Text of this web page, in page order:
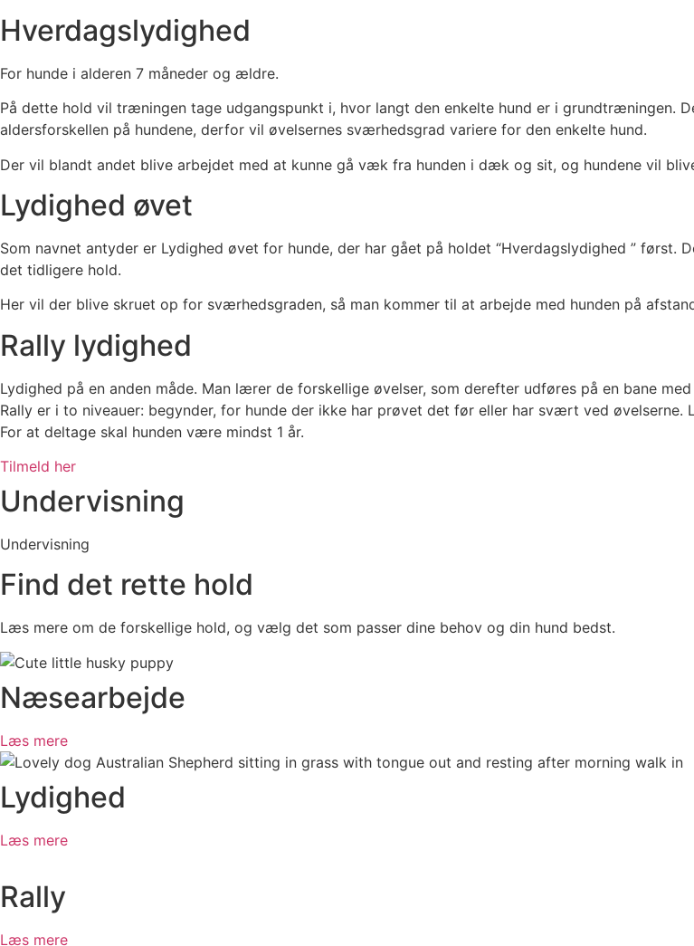
Hverdagslydighed
For hunde i alderen 7 måneder og ældre.
På dette hold vil træningen tage udgangspunkt i, hvor langt den enkelte hund er i grundtræningen.
aldersforskellen på hundene, derfor vil øvelsernes sværhedsgrad variere for den enkelte hund.
Der vil blandt andet blive arbejdet med at kunne gå væk fra hunden i dæk og sit, og hundene vil
Lydighed øvet
Som navnet antyder er Lydighed øvet for hunde, der har gået på holdet “Hverdagslydighed ”
det tidligere hold.
Her vil der blive skruet op for sværhedsgraden, så man kommer til at arbejde med hunden på
Rally lydighed
Lydighed på en anden måde. Man lærer de forskellige øvelser, som derefter udføres på en bane
Rally er i to niveauer: begynder, for hunde der ikke har prøvet det før eller har svært ved
For at deltage skal hunden være mindst 1 år.
Tilmeld her
Undervisning
Undervisning
Find det rette hold
Læs mere om de forskellige hold, og vælg det som passer dine behov og din hund bedst.
Næsearbejde
Læs mere
Lydighed
Læs mere
Rally
Læs mere